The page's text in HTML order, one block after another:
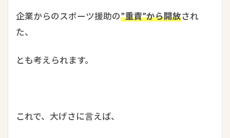
企業からのスポーツ援助の”重責”から開放され
た、
とも考えられます。
これで、大げさに言えば、